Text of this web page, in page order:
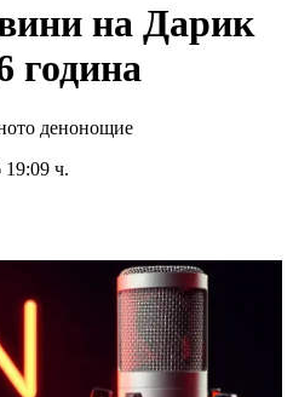
на Дарик
година
денонощие
ч.